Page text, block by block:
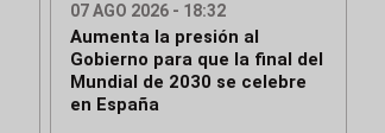
07 AGO 2026 - 18:32
Aumenta la presión al
Gobierno para que la final del
Mundial de 2030 se celebre
en España